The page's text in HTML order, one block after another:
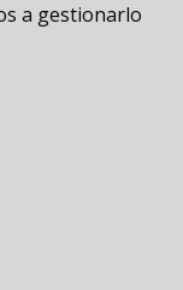
a gestionarlo